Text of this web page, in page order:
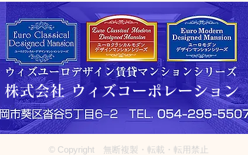
株式会社 ウィズコーポレーション
© Copyright 無断複製・転載・転用禁止